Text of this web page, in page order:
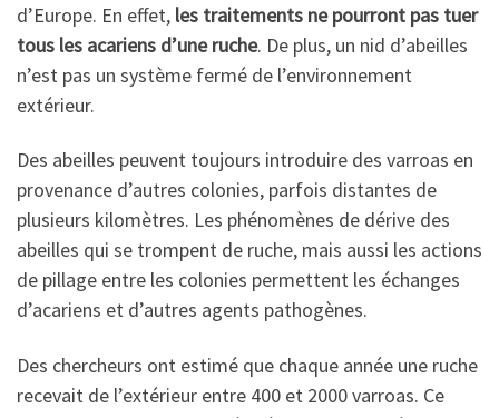
d’Europe. En effet, les traitements ne pourront pas tuer
tous les acariens d’une ruche. De plus, un nid d’abeilles
n’est pas un système fermé de l’environnement
extérieur.
Des abeilles peuvent toujours introduire des varroas en
provenance d’autres colonies, parfois distantes de
plusieurs kilomètres. Les phénomènes de dérive des
abeilles qui se trompent de ruche, mais aussi les actions
de pillage entre les colonies permettent les échanges
d’acariens et d’autres agents pathogènes.
Des chercheurs ont estimé que chaque année une ruche
recevait de l’extérieur entre 400 et 2000 varroas. Ce